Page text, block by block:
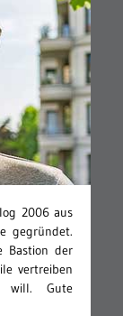
2006 aus
gegründet.
Bastion der
vertreiben
will. Gute